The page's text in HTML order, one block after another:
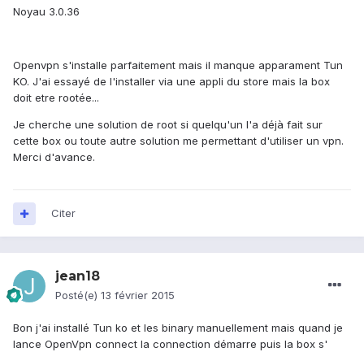
Noyau 3.0.36
Openvpn s'installe parfaitement mais il manque apparament Tun
KO. J'ai essayé de l'installer via une appli du store mais la box
doit etre rootée...
Je cherche une solution de root si quelqu'un l'a déjà fait sur
cette box ou toute autre solution me permettant d'utiliser un vpn.
Merci d'avance.
Citer
jean18
Posté(e) 13 février 2015
Bon j'ai installé Tun ko et les binary manuellement mais quand je
lance OpenVpn connect la connection démarre puis la box s'